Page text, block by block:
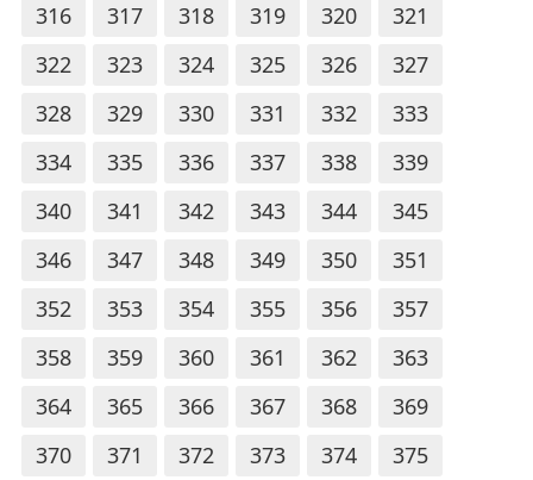
316
317 318 319 320
321
322
323 324 325 326
327
328
329 330 331 332
333
334
335 336 337 338
339
340
341 342 343 344
345
346
347 348 349 350
351
352
353 354 355 356
357
358
359 360 361 362
363
364
365 366 367 368
369
370
371 372 373 374 375